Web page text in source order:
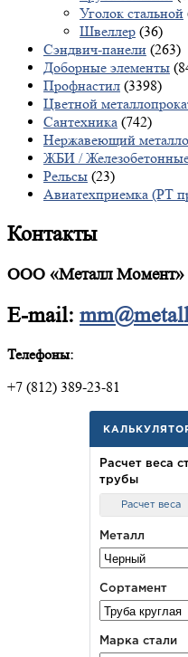
Уголок стальной
Швеллер (36)
Сэндвич-панели (263)
Доборные элементы
Профнастил (3398)
Цветной
Сантехника (742)
Нержавеющий
ЖБИ /
Рельсы (23)
Авиатехприемка (РТ
Контакты
ООО «Металл Момент»
E-mail:
Телефоны:
+7 (812) 389-23-81